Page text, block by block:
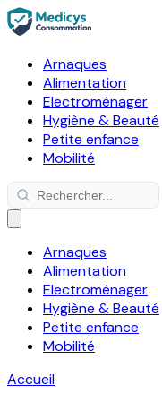
Arnaques
Alimentation
Electroménager
Hygiène & Beauté
Petite enfance
Mobilité
Arnaques
Alimentation
Electroménager
Hygiène & Beauté
Petite enfance
Mobilité
Accueil